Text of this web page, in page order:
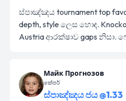
ස්පාඤ්ඤය tournament top
depth, style ලෙස හොඳ.
Austria ආරක්ෂාව gaps නිසා.
Майк Прогнозов
කේපර්
ස්පාඤ්ඤය ජය @1.33